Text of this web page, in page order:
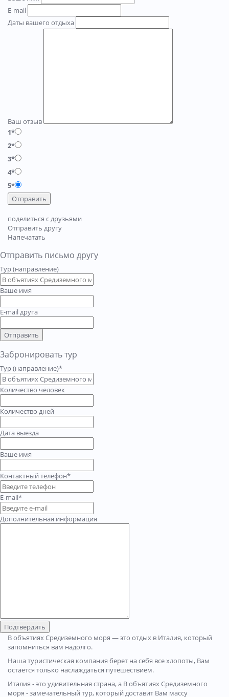
E-mail
Даты вашего отдыха
Ваш отзыв
1*
2*
3*
4*
5*
Отправить
поделиться с друзьями
Отправить другу
Напечатать
Отправить письмо другу
Тур (направление)
Ваше имя
E-mail друга
Отправить
Забронировать тур
Тур (направление)*
Количество человек
Количество дней
Дата выезда
Ваше имя
Контактный телефон*
E-mail*
Дополнительная информация
Подтвердить
В объятиях Средиземного моря — это отдых в Италия, который
запомниться вам надолго.
Наша туристическая компания берет на себя все хлопоты, Вам
остается только наслаждаться путешествием.
Италия - это удивительная страна, а В объятиях Средиземного
моря - замечательный тур, который доставит Вам массу